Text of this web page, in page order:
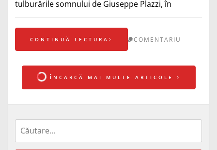
tulburările somnului de Giuseppe Plazzi, în
CONTINUĂ LECTURA COMENTARIU
ÎNCARCĂ MAI MULTE ARTICOLE
după: